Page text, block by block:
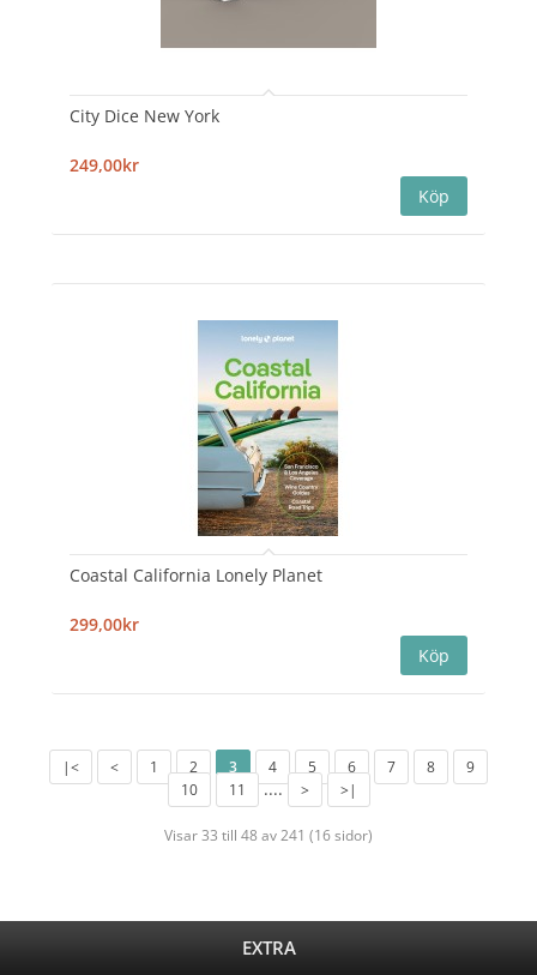
City Dice New York
249,00kr
Coastal California Lonely Planet
299,00kr
|< < 1 2 3 4 5 6 7 8
9
10
11 .... > >|
Visar 33 till 48 av 241 (16 sidor)
EXTRA